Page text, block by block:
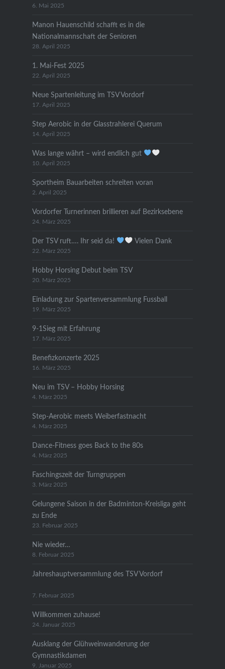
6. Mai 2025
Manon Hauenschild schafft es in die
Nationalmannschaft der Senioren
28. April 2025
1. Mai-Fest 2025
22. April 2025
Neue Spartenleitung im TSV Vordorf
17. April 2025
Step Aerobic in der Glasstrahlerei Querum
14. April 2025
Was lange währt – wird endlich gut
10. April 2025
Sportheim Bauarbeiten schreiten voran
2. April 2025
Vordorfer Turnerinnen brillieren auf Bezirksebene
24. März 2025
Der TSV ruft…. Ihr seid da! Vielen Dank
22. März 2025
Hobby Horsing Debut beim TSV
20. März 2025
Einladung zur Spartenversammlung Fussball
19. März 2025
9-1Sieg mit Erfahrung
17. März 2025
Benefizkonzerte 2025
16. März 2025
Neu im TSV – Hobby Horsing
4. März 2025
Step-Aerobic meets Weiberfastnacht
4. März 2025
Dance-Fitness goes Back to the 80s
4. März 2025
Faschingszeit der Turngruppen
3. März 2025
Gelungene Saison in der Badminton-Kreisliga geht
zu Ende
23. Februar 2025
Nie wieder…
8. Februar 2025
Jahreshauptversammlung des TSV Vordorf
7. Februar 2025
Willkommen zuhause!
24. Januar 2025
Ausklang der Glühweinwanderung der
Gymnastikdamen
9. Januar 2025